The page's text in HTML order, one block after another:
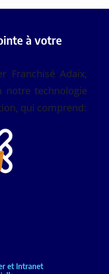
à votre
Franchisé Adaix,
notre technologie
qui comprend:
et Intranet